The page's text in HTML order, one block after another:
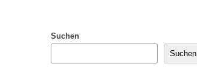
Suchen
Suchen